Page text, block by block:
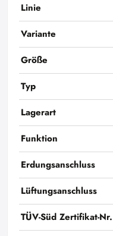
Linie
Variante
Größe
Typ
Lagerart
Funktion
Erdungsanschluss
Lüftungsanschluss
TÜV-Süd Zertifikat-Nr.